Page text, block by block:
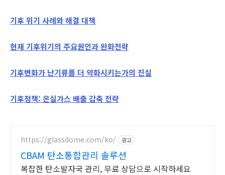
기후 위기 사례와 해결 대책
현재 기후위기의 주요원인과 완화전략
기후변화가 난기류를 더 약화시키는가의 진실
기후정책: 온실가스 배출 감축 전략
https://glassdome.com/ko/ 광고
CBAM 탄소통합관리 솔루션
복잡한 탄소발자국 관리, 무료 상담으로 시작하세요